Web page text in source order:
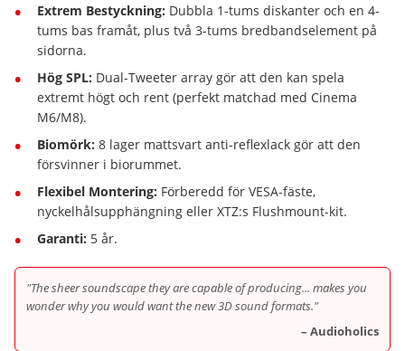
Extrem Bestyckning: Dubbla 1-tums diskanter och en 4-
tums bas framåt, plus två 3-tums bredbandselement på
sidorna.
Hög SPL: Dual-Tweeter array gör att den kan spela
extremt högt och rent (perfekt matchad med Cinema
M6/M8).
Biomörk: 8 lager mattsvart anti-reflexlack gör att den
försvinner i biorummet.
Flexibel Montering: Förberedd för VESA-fäste,
nyckelhålsupphängning eller XTZ:s Flushmount-kit.
Garanti: 5 år.
"The sheer soundscape they are capable of producing... makes you
wonder why you would want the new 3D sound formats."
– Audioholics